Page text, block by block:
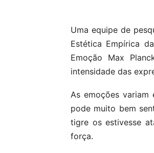
Uma equipe de
Estética Empírica
Emoção Max
intensidade das
As emoções variam
pode muito bem
tigre os estivesse
força.